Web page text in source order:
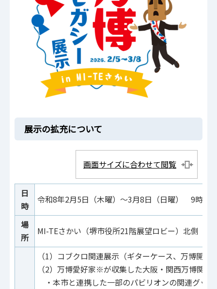
展示の拡充について
画面サイズに合わせて閲覧
日
時
令和8年2月5日（木曜）～3月8日（日曜） 9時か
場
所
MI-TEさかい（堺市役所21階展望ロビー）北側
（1）コブクロ関連展示（ギターケース、万博開
（2）万博愛好家※が収集した大阪・関西万博関連
・本市と連携した一部のパビリオンの関連グッ